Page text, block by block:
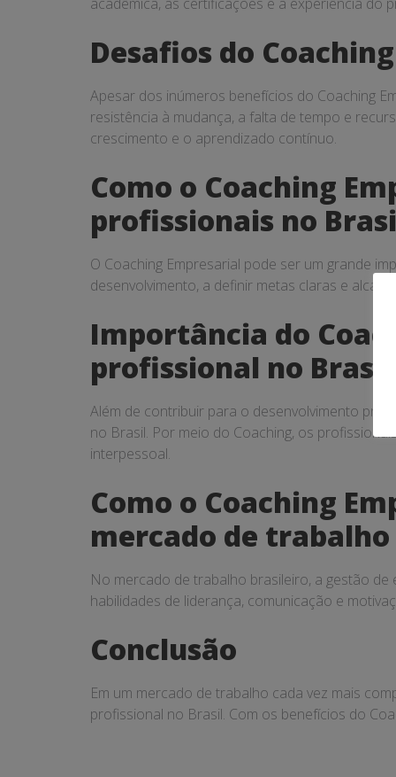
Desafios do
Apesar dos inúmeros benefícios do Coaching
resistência à mudança, a falta de tempo e
crescimento e o aprendizado contínuo.
Como o Coaching
profissionais no
O Coaching Empresarial pode ser um grande
desenvolvimento, a definir metas claras e
Importância do
profissional no Brasil
Além de contribuir para o desenvolvimento
no Brasil. Por meio do Coaching, os
interpessoal.
Como o Coaching
mercado de
No mercado de trabalho brasileiro, a gestão
habilidades de liderança, comunicação e
Conclusão
Em um mercado de trabalho cada vez mais
profissional no Brasil. Com os benefícios do